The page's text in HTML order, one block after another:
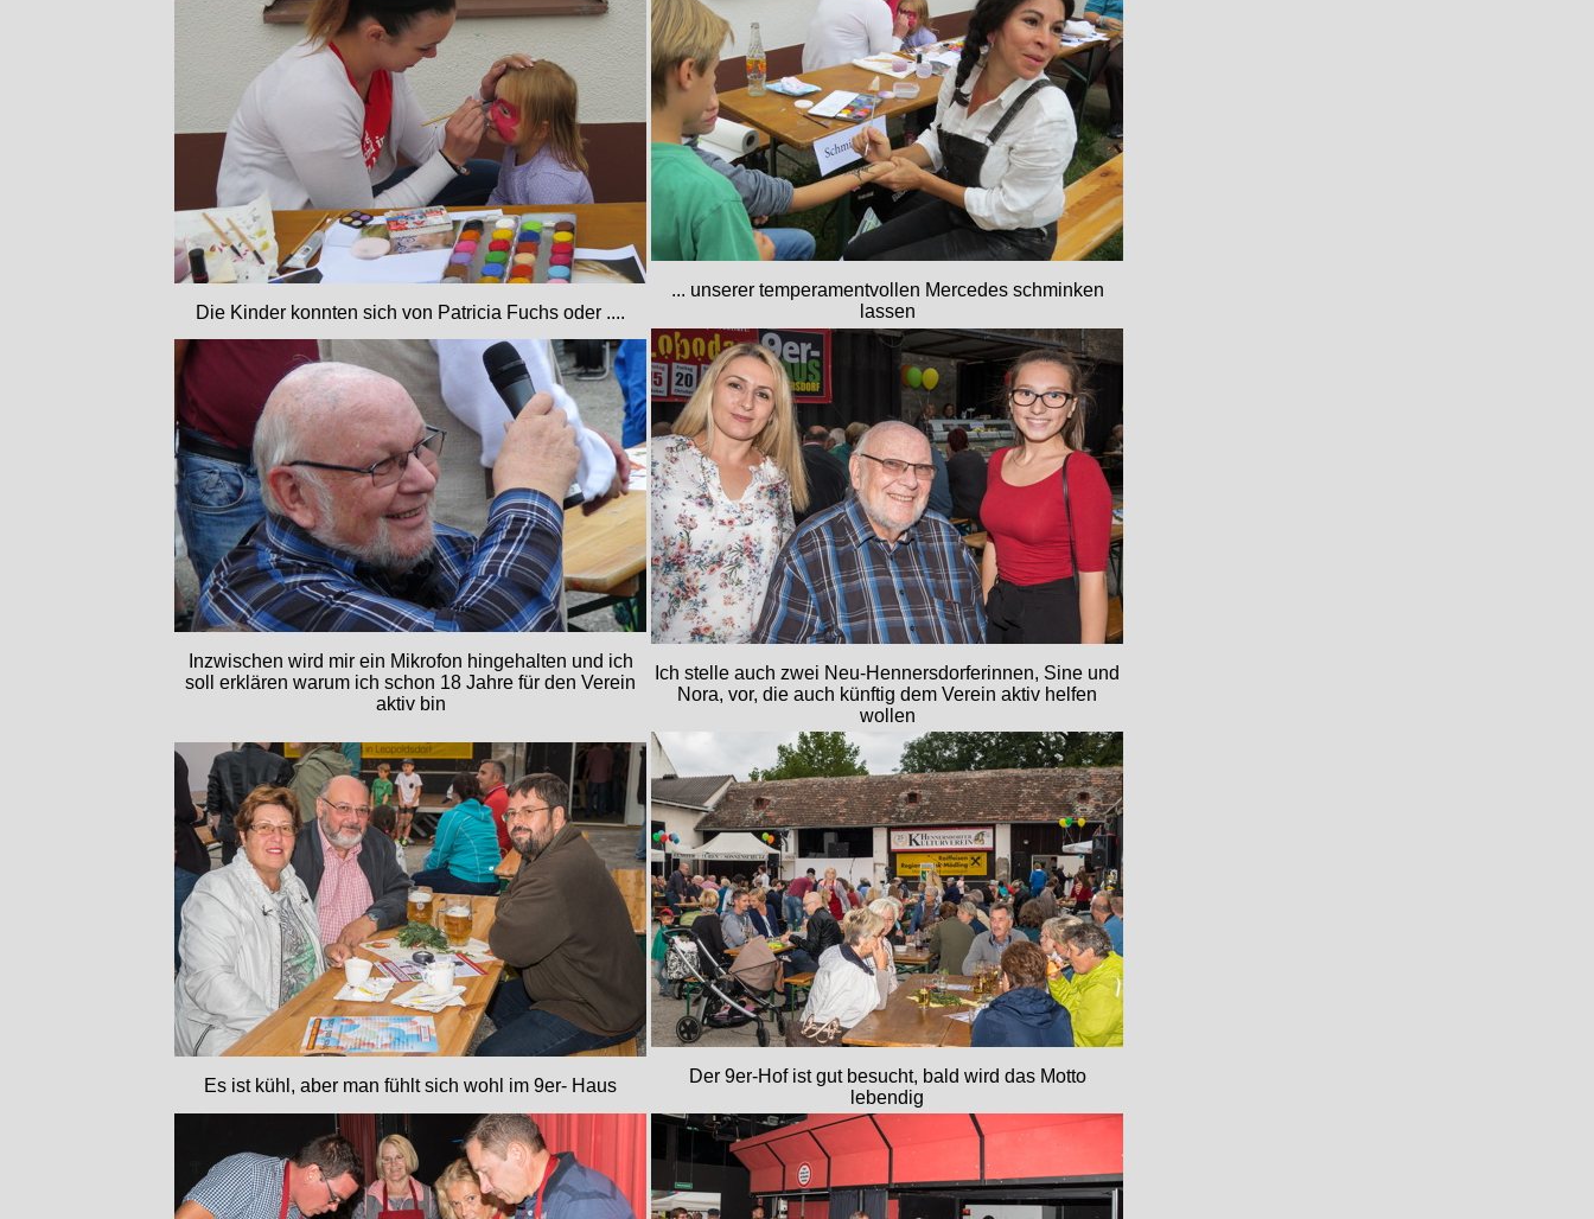
Die Kinder konnten sich von Patricia Fuchs oder ....
... unserer temperamentvollen Mercedes schminken
lassen
Inzwischen wird mir ein Mikrofon hingehalten und ich
soll erklären warum ich schon 18 Jahre für den Verein
aktiv bin
Ich stelle auch zwei Neu-Hennersdorferinnen, Sine und
Nora, vor, die auch künftig dem Verein aktiv helfen
wollen
Es ist kühl, aber man fühlt sich wohl im 9er- Haus
Der 9er-Hof ist gut besucht, bald wird das Motto
lebendig